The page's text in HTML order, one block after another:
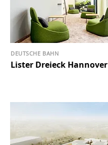
Lister Dreieck Hannover
DEUTSCHE BAHN